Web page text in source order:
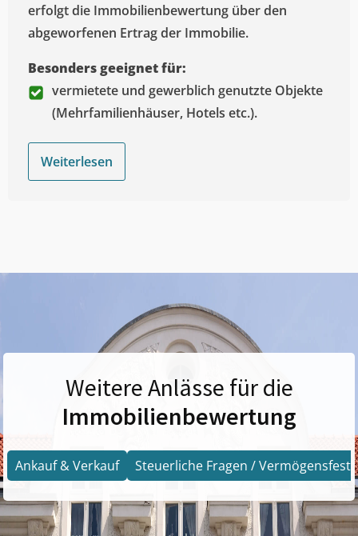
erfolgt die Immobilienbewertung über den
abgeworfenen Ertrag der Immobilie.
Besonders geeignet für:
vermietete und gewerblich genutzte Objekte
(Mehrfamilienhäuser, Hotels etc.).
Weiterlesen
Weitere Anlässe für die
Immobilienbewertung
Ankauf & Verkauf Steuerliche Fragen /